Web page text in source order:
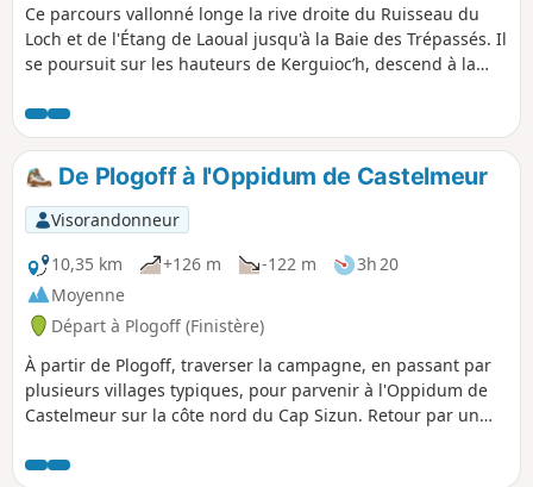
Ce parcours vallonné longe la rive droite du Ruisseau du
Loch et de l'Étang de Laoual jusqu'à la Baie des Trépassés. Il
se poursuit sur les hauteurs de Kerguioc’h, descend à la
pittoresques de Kerléodin et de Kergléguer. Le retour, par
des sentiers discrets et des chemins d’exploitation, plonge
dans le Vallon du Loch avant une dernière ascension vers
l’Église Saint-Collodan de Plogoff.
De Plogoff à l'Oppidum de Castelmeur
Visorandonneur
10,35 km
+126 m -122 m
3h 20
Moyenne
Départ à Plogoff (Finistère)
À partir de Plogoff, traverser la campagne, en passant par
plusieurs villages typiques, pour parvenir à l'Oppidum de
Castelmeur sur la côte nord du Cap Sizun. Retour par un